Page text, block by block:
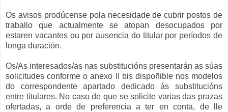
Os avisos prodúcense pola necesidade de cubrir postos de
traballo que actualmente se atopan desocupados por
estaren vacantes ou por ausencia do titular por períodos de
longa duración.
Os/As interesados/as nas substitucións presentarán as súas
solicitudes conforme o anexo II bis dispoñible nos modelos
do correspondente apartado dedicado ás substitucións
entre titulares. No caso de que se solicite varias das prazas
ofertadas, a orde de preferencia a ter en conta, de lle